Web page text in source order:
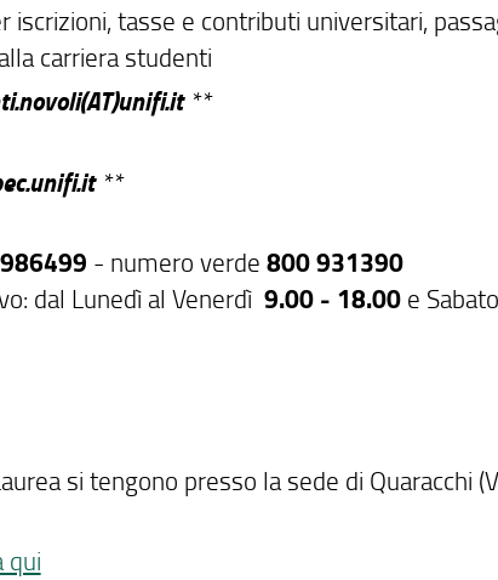
iscrizioni, tasse e contributi universitari,
carriera studenti
- numero verde 800 931390
Lunedì al Venerdì 9.00 - 18.00e Sabato
si tengono presso la sede di Quaracchi
qui